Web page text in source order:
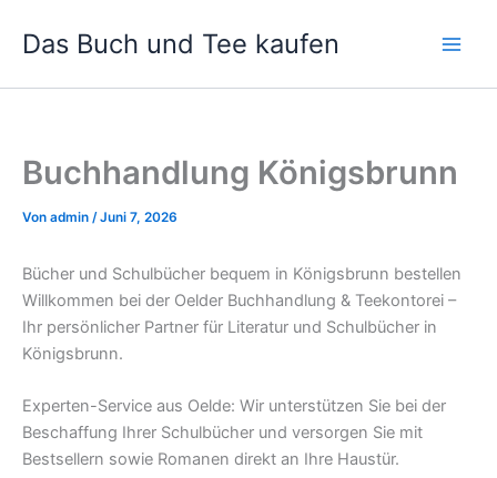
InhaltDas Buch und Tee kaufen
Buchhandlung Königsbrunn
Von admin /Juni 7, 2026
Bücher und Schulbücher bequem in Königsbrunn bestellen
Willkommen bei der Oelder Buchhandlung & Teekontorei –
Ihr persönlicher Partner für Literatur und Schulbücher in
Königsbrunn.
Experten-Service aus Oelde: Wir unterstützen Sie bei der
Beschaffung Ihrer Schulbücher und versorgen Sie mit
Bestsellern sowie Romanen direkt an Ihre Haustür.